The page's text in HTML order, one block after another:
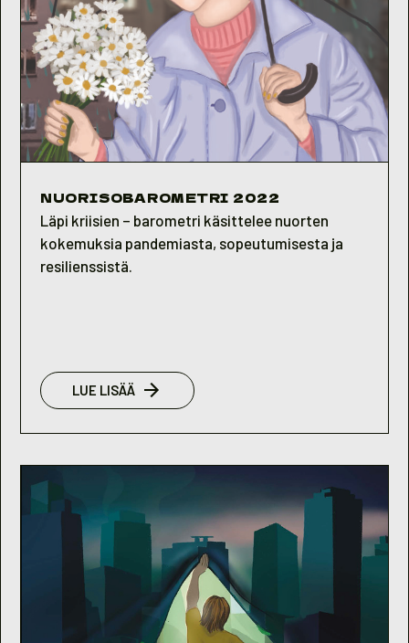
NUORISOBAROMETRI 2022
Läpi kriisien – barometri käsittelee nuorten
kokemuksia pandemiasta, sopeutumisesta ja
resilienssistä.
LUE LISÄÄ:
NUORISOBAROMETRI